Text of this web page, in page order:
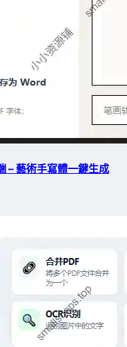
– 藝術手寫體一鍵生成